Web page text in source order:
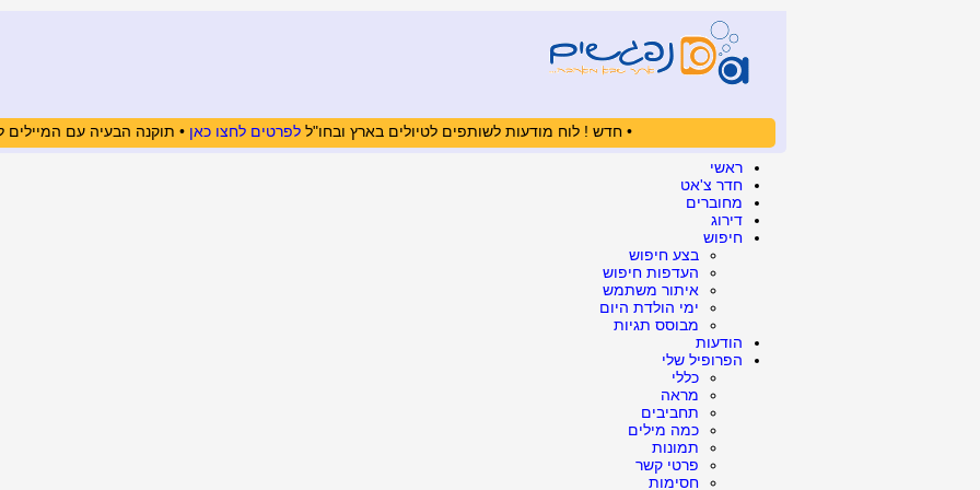
• חדש ! לוח מודעות לשותפים לטיולים בארץ ובחו"ללפרטים לחצו כאן • תוקנה הבעיה עם
ראשי
חדר צ'אט
מחוברים
דירוג
חיפוש
בצע חיפוש
העדפות חיפוש
איתור משתמש
ימי הולדת היום
מבוסס תגיות
הודעות
הפרופיל שלי
כללי
מראה
תחביבים
כמה מילים
תמונות
פרטי קשר
חסימות